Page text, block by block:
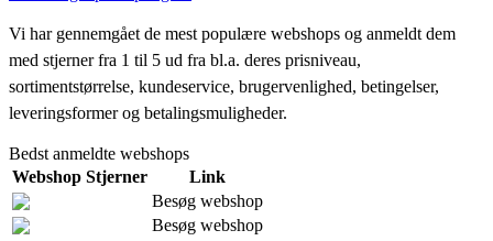
Vi har gennemgået de mest populære webshops og anmeldt dem
med stjerner fra 1 til 5 ud fra bl.a. deres prisniveau,
sortimentstørrelse, kundeservice, brugervenlighed, betingelser,
leveringsformer og betalingsmuligheder.
Bedst anmeldte webshops
Webshop Stjerner
Link
Besøg webshop
Besøg webshop